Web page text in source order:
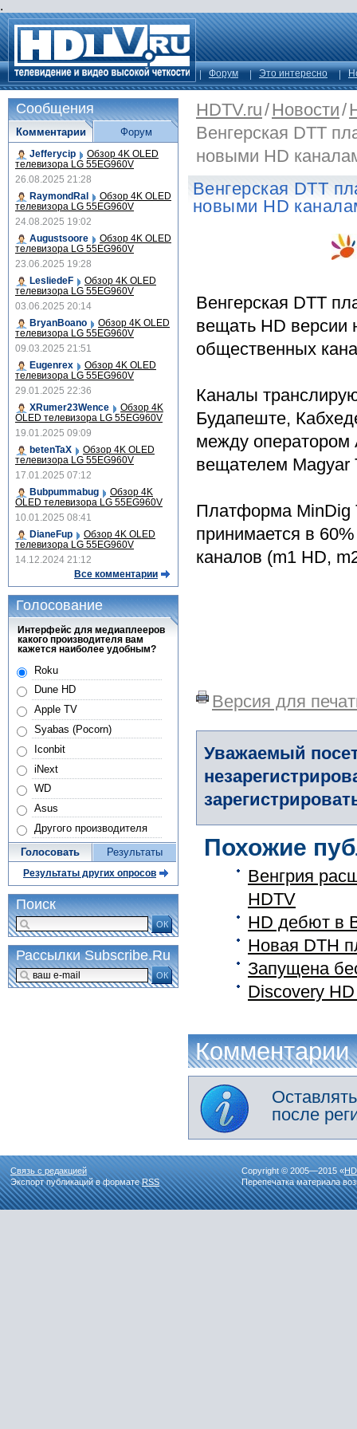
.
Форум Это интересно
HDTV.ru/Новости/
Венгерская DTT
новыми HD
Венгерская DTT
новыми HD
Венгерская DTT
вещать HD версии
общественных
Каналы
Будапеште,
между
вещателем Magyar
Платформа MinDig
принимается в
каналов (m1 HD,
Версия для
Уважаемый
Похожие
Венгрия
HDTV
HD дебют в
Новая DTH
Запущена
Discovery HD
Комментарии
после
Сообщения
Комментарии
Jefferycip Обзор 4K OLED
телевизора LG 55EG960V
26.08.2025 21:28
RaymondRal
Обзор 4K OLED
телевизора LG 55EG960V
24.08.2025 19:02
Augustsoore
Обзор 4K OLED
телевизора LG 55EG960V
23.06.2025 19:28
LesliedeF
Обзор 4K OLED
телевизора LG 55EG960V
03.06.2025 20:14
BryanBoano
Обзор 4K OLED
телевизора LG 55EG960V
09.03.2025 21:51
Eugenrex
Обзор 4K OLED
телевизора LG 55EG960V
29.01.2025 22:36
XRumer23Wence
Обзор 4K
OLED телевизора LG 55EG960V
19.01.2025 09:09
betenTaX
Обзор 4K OLED
телевизора LG 55EG960V
17.01.2025 07:12
Bubpummabug
Обзор 4K
OLED телевизора LG 55EG960V
10.01.2025 08:41
DianeFup
Обзор 4K OLED
телевизора LG 55EG960V
14.12.2024 21:12
Все комментарии
Форум
Голосование
Интерфейс для медиаплееров
какого производителя вам
кажется наиболее удобным?
Roku
Dune HD
Apple TV
Syabas (Pocorn)
Iconbit
iNext
WD
Asus
Другого производителя
Голосовать Результаты
Результаты других опросов
Поиск
ОК
Рассылки Subscribe.Ru
ОК
Связь с редакцией
Экспорт публикаций в форматеRSS
Copyright © 2005—2015 «
Перепечатка материала